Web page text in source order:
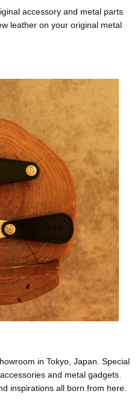
accessory and metal parts
leather on your original metal
in Tokyo, Japan. Special
and metal gadgets.
inspirations all born from here.